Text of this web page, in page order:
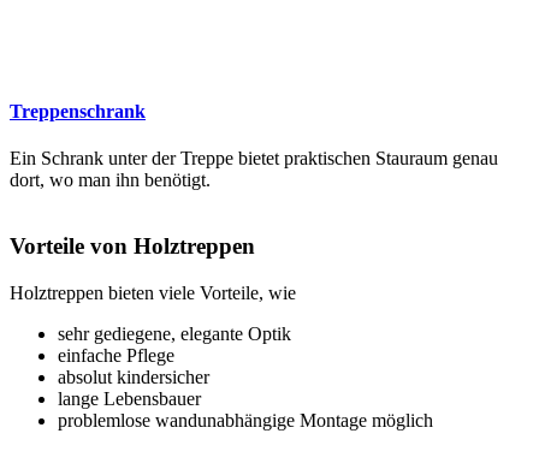
Treppenschrank
Ein Schrank unter der Treppe bietet praktischen Stauraum genau
dort, wo man ihn benötigt.
Vorteile von Holztreppen
Holztreppen bieten viele Vorteile, wie
sehr gediegene, elegante Optik
einfache Pflege
absolut kindersicher
lange Lebensbauer
problemlose wandunabhängige Montage möglich